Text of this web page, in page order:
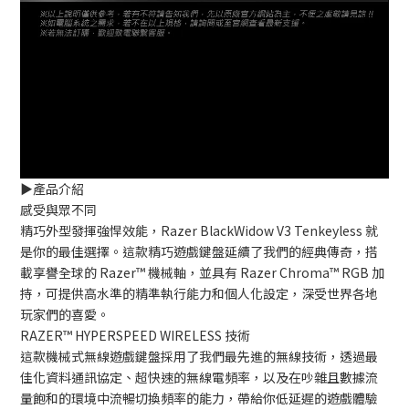
▶️產品介紹
感受與眾不同
精巧外型發揮強悍效能，Razer BlackWidow V3 Tenkeyless 就
是你的最佳選擇。這款精巧遊戲鍵盤延續了我們的經典傳奇，搭
載享譽全球的 Razer™ 機械軸，並具有 Razer Chroma™ RGB 加
持，可提供高水準的精準執行能力和個人化設定，深受世界各地
玩家們的喜愛。
RAZER™ HYPERSPEED WIRELESS 技術
這款機械式無線遊戲鍵盤採用了我們最先進的無線技術，透過最
佳化資料通訊協定、超快速的無線電頻率，以及在吵雜且數據流
量飽和的環境中流暢切換頻率的能力，帶給你低延遲的遊戲體驗